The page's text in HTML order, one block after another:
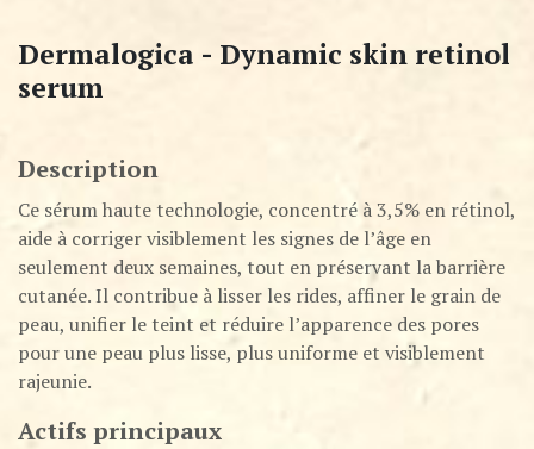
Dermalogica - Dynamic skin retinol
serum
Description
Ce sérum haute technologie, concentré à 3,5% en rétinol,
aide à corriger visiblement les signes de l’âge en
seulement deux semaines, tout en préservant la barrière
cutanée. Il contribue à lisser les rides, affiner le grain de
peau, unifier le teint et réduire l’apparence des pores
pour une peau plus lisse, plus uniforme et visiblement
rajeunie.
Actifs principaux